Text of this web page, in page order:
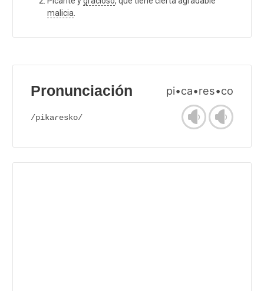
malicia
Pronunciación pi•ca•res•co
/pikaɾesko/